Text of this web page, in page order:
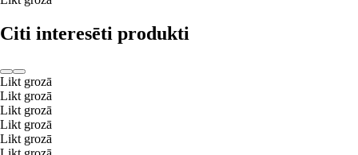
Citi interesēti produkti
Likt grozā
Likt grozā
Likt grozā
Likt grozā
Likt grozā